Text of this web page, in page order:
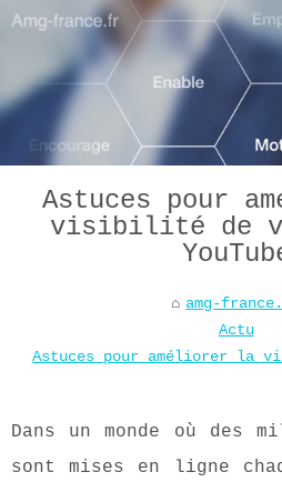
Astuces pour
visibilité de
amg-
Actu
Astuces pour améliorer la
Dans un monde où des
sont mises en ligne